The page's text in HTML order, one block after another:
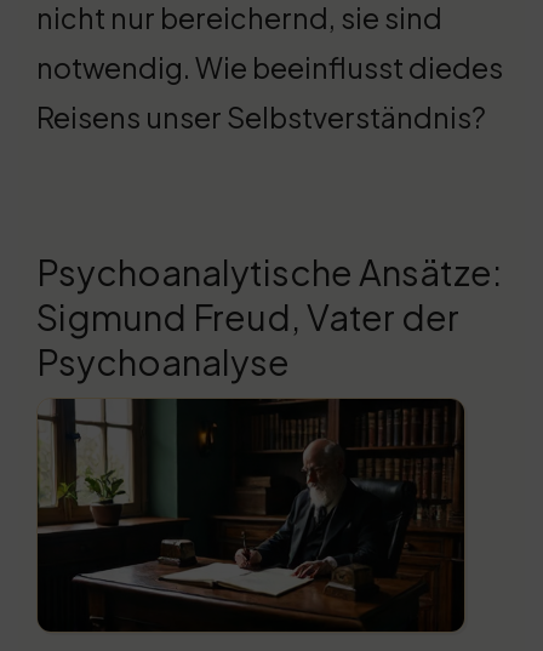
nicht nur bereichernd, sie sind
notwendig. Wie beeinflusst diedes
Reisens unser Selbstverständnis?
Psychoanalytische Ansätze:
Sigmund Freud, Vater der
Psychoanalyse